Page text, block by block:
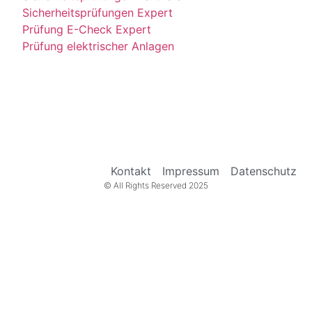
Sicherheitsprüfungen Expert
Prüfung E-Check Expert
Prüfung elektrischer Anlagen
Kontakt Impressum Datenschutz
© All Rights Reserved 2025